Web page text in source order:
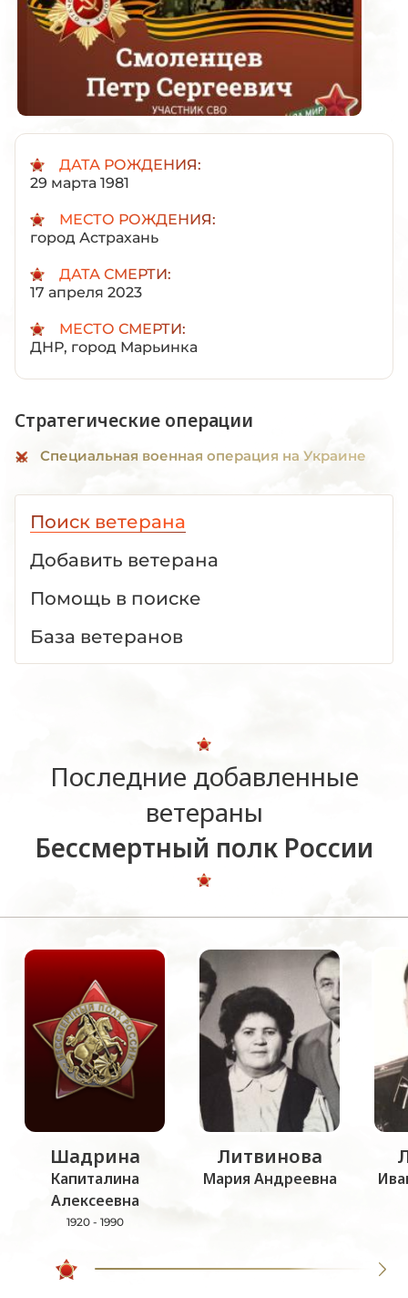
ДАТА РОЖДЕНИЯ:
29 марта 1981
МЕСТО РОЖДЕНИЯ:
город Астрахань
ДАТА СМЕРТИ:
17 апреля 2023
МЕСТО СМЕРТИ:
ДНР, город Марьинка
Стратегические операции
Специальная военная операция на Украине
Поиск ветерана
Добавить ветерана
Помощь в поиске
База ветеранов
Последние добавленные
ветераны
Бессмертный полк России
Шадрина
Капиталина
Алексеевна
1920 - 1990
Литвинова
Мария Андреевна